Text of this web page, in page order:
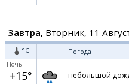
Завтра, Вторник, 11
°C Погода
Ночь
+15° небольшой